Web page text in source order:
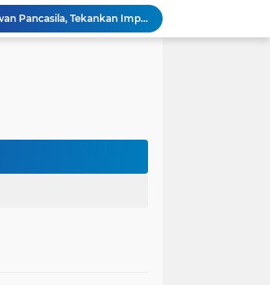
Wali Kota Pariaman Hadiri Penguatan Relawan Pancasila, Tekankan Implementasi Nilai Pancasila dalam Pelayanan Publik
Wali Kota Pariaman Bagikan Bibit Ikan Koi kepada Siswa SD untuk Edukasi Perikanan
Pengurus PWI Pariaman 2026–2029 Dilantik, Pemkot Tekankan Sinergi dan Profesionalisme Pers